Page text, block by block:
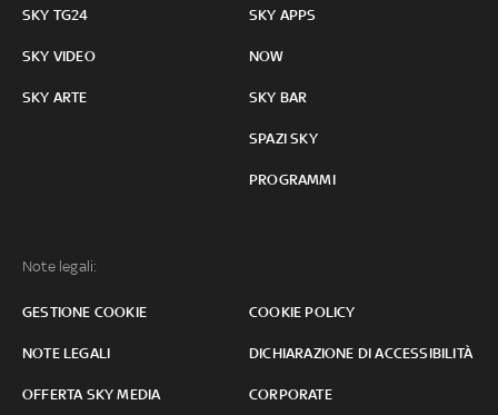
SKY TG24
SKY VIDEO
SKY ARTE
SKY APPS
NOW
SKY BAR
SPAZI SKY
PROGRAMMI
Note legali:
GESTIONE COOKIE COOKIE POLICY
NOTE LEGALI DICHIARAZIONE DI ACCESSIBILITÀ
OFFERTA SKY MEDIA CORPORATE